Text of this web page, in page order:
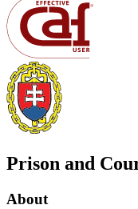
Prison and
About